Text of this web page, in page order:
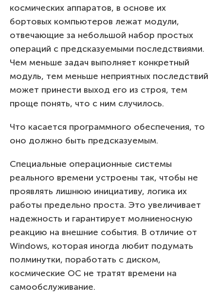
космических аппаратов, в основе их
бортовых компьютеров лежат модули,
отвечающие за небольшой набор простых
операций с предсказуемыми последствиями.
Чем меньше задач выполняет конкретный
модуль, тем меньше неприятных последствий
может принести выход его из строя, тем
проще понять, что с ним случилось.
Что касается программного обеспечения, то
оно должно быть предсказуемым.
Специальные операционные системы
реального времени устроены так, чтобы не
проявлять лишнюю инициативу, логика их
работы предельно проста. Это увеличивает
надежность и гарантирует молниеносную
реакцию на внешние события. В отличие от
Windows, которая иногда любит подумать
полминутки, поработать с диском,
космические ОС не тратят времени на
самообслуживание.